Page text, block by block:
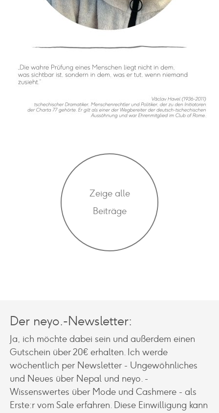
Zeige alle
Beiträge
Der neyo.-Newsletter:
Ja, ich möchte dabei sein und außerdem einen
Gutschein über 20€ erhalten. Ich werde
wöchentlich per Newsletter - Ungewöhnliches
und Neues über Nepal und neyo. -
Wissenswertes über Mode und Cashmere - als
Erste:r vom Sale erfahren. Diese Einwilligung kann